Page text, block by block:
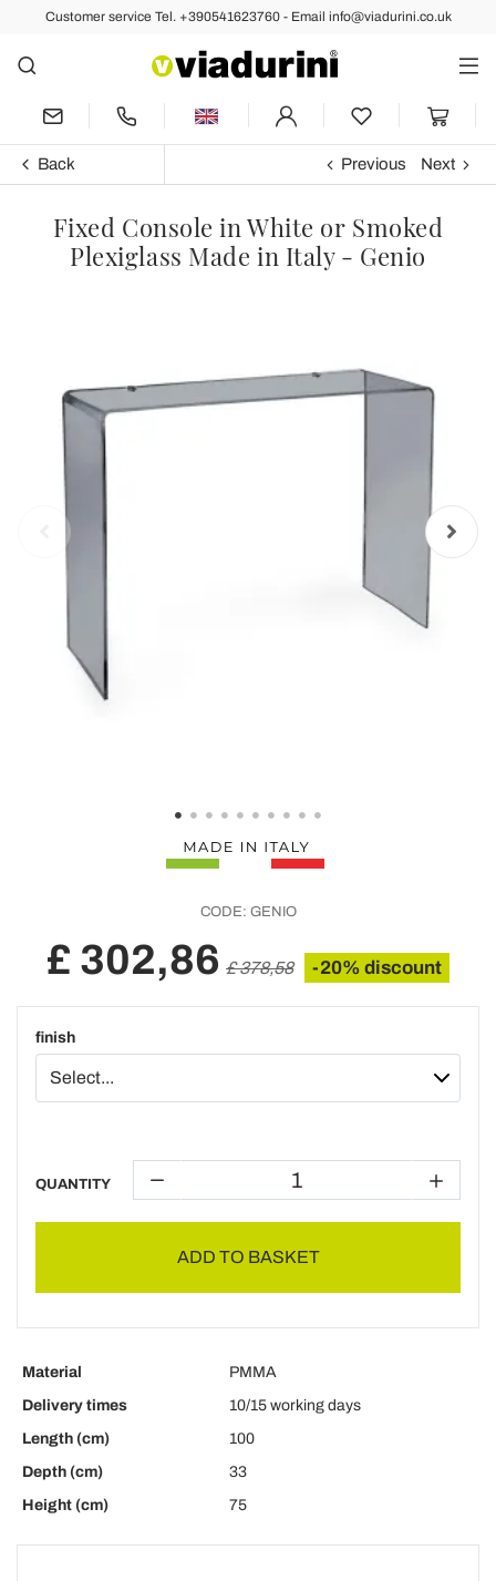
Customer service Tel. +390541623760 - Email info@viadurini.co.uk
Back Previous Next
Fixed Console in White or Smoked
Plexiglass Made in Italy - Genio
CODE: GENIO
£ 302,86 £ 378,58 -20% discount
finish
QUANTITY
ADD TO BASKET
Material
PMMA
Delivery times
10/15 working days
Length (cm)
100
Depth (cm)
33
Height (cm)
75